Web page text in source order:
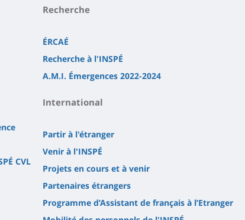
CVL
Recherche
ÉRCAÉ
Recherche à l'INSPÉ
A.M.I. Émergences 2022-2024
International
Partir à l'étranger
Venir à l'INSPÉ
Projets en cours et à venir
Partenaires étrangers
Programme d’Assistant de français à l’Etranger